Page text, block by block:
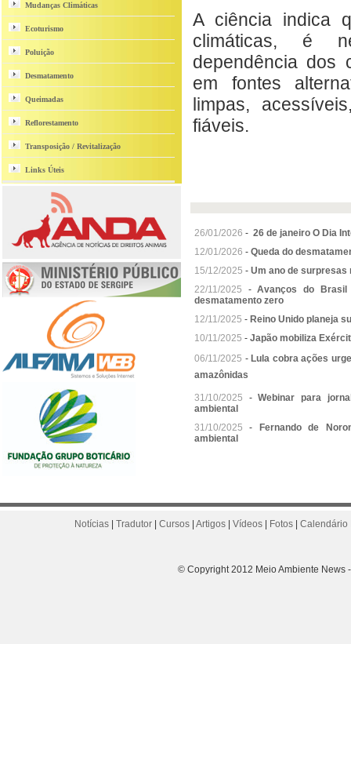
Mudanças Climáticas
Ecoturismo
Poluição
Desmatamento
Queimadas
Reflorestamento
Transposição / Revitalização
Links Úteis
A ciência indica
climáticas, é
dependência dos
em fontes
limpas,
fiáveis.
26/01/2026 - 26 de janeiro O Dia
12/01/2026 - Queda do
15/12/2025 - Um ano de surpresas
22/11/2025 -Avanços do Brasil
desmatamento zero
12/11/2025 - Reino Unido planeja
10/11/2025 - Japão mobiliza
06/11/2025 - Lula cobra ações
amazônidas
31/10/2025 -Webinar para
ambiental
31/10/2025 -
Fernando de
ambiental
Notícias Tradutor Cursos Artigos Vídeos Fotos Calendário
© Copyright 2012 Meio Ambiente News